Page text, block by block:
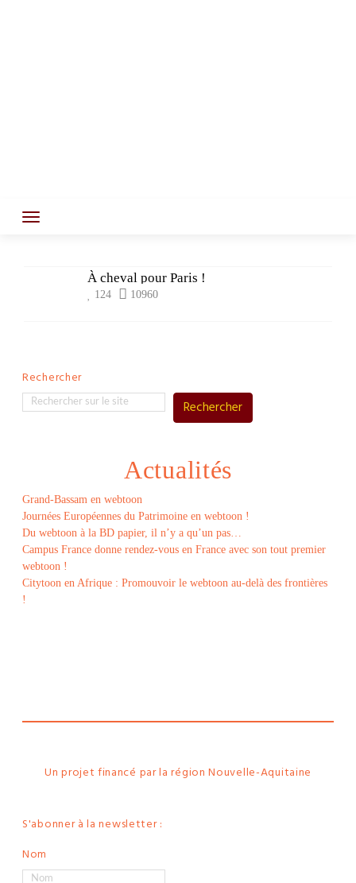
À cheval pour Paris !
124 10960
Rechercher
Rechercher
Actualités
Grand-Bassam en webtoon
Journées Européennes du Patrimoine en webtoon !
Du webtoon à la BD papier, il n’y a qu’un pas…
Campus France donne rendez-vous en France avec son tout premier
webtoon !
Citytoon en Afrique : Promouvoir le webtoon au-delà des frontières
!
Un projet financé par la région Nouvelle-Aquitaine
S'abonner à la newsletter :
Nom